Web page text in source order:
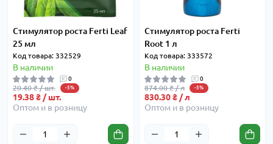
Стимулятор роста Ferti Leaf
25 мл
Код товара: 332529
В наличии
0
20.40 ₴ / шт. -5%
19.38 ₴ / шт.
Оптом и в розницу
Стимулятор роста Ferti
Root 1 л
Код товара: 333572
В наличии
0
874.00 ₴ / л -5%
830.30 ₴ / л
Оптом и в розницу